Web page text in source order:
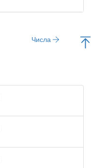
Числа